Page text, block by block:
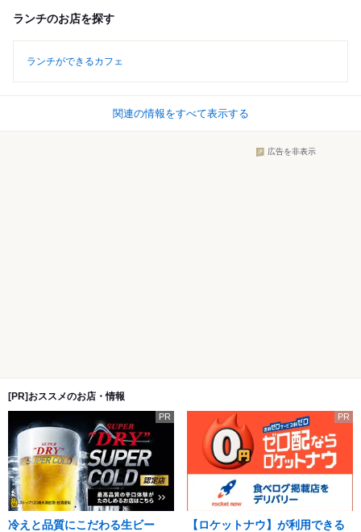
ランチのお店を探す
ランチができるカフェ
関連の情報をすべて表示する
広告を非表示
[PR]おススメのお店・情報
PR
冷えと品質にこだわる生ビー
PR
【ロケットナウ】が利用できる